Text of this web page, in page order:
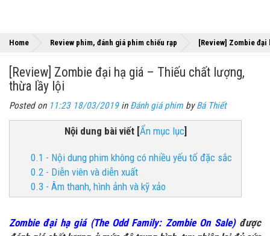
Home Review phim, đánh giá phim chiếu rạp [Review] Zombie
[Review] Zombie đại hạ giá – Thiếu chất lượng,
thừa lầy lội
Posted on 11:23 18/03/2019in Đánh giá phim byBá Thiết
Nội dung bài viết[Ẩn mục lục]
0.1 - Nội dung phim không có nhiều yếu tố đặc sắc
0.2 - Diễn viên và diễn xuất
0.3 - Âm thanh, hình ảnh và kỹ xảo
Zombie đại hạ giá (The Odd Family: Zombie On Sale)được